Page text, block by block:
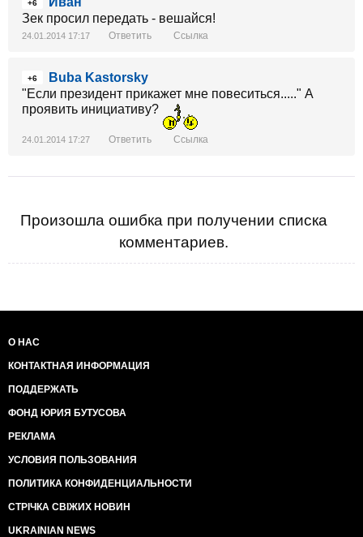
+6
Зек просил передать - вешайся!
24.01.2014 17:17 Ответить Ссылка
+6
Buba Kastorsky
"Если президент прикажет мне повеситься....." А
проявить инициативу?
24.01.2014 17:27 Ответить Ссылка
Произошла ошибка при получении списка
комментариев.
О НАС
КОНТАКТНАЯ ИНФОРМАЦИЯ
ПОДДЕРЖАТЬ
ФОНД ЮРИЯ БУТУСОВА
РЕКЛАМА
УСЛОВИЯ ПОЛЬЗОВАНИЯ
ПОЛИТИКА КОНФИДЕНЦИАЛЬНОСТИ
СТРІЧКА СВІЖИХ НОВИН
UKRAINIAN NEWS